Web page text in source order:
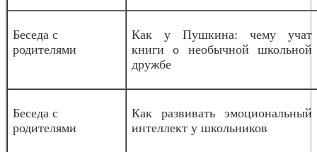
Беседа с
родителями
Как у Пушкина: чему учат
книги о необычной школьной
дружбе
Беседа с
родителями
Как развивать эмоциональный
интеллект у школьников